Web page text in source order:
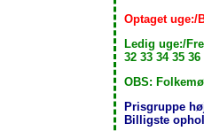
Optaget uge:/
Ledig uge:/
32 33 34 35
OBS:
Prisgruppe
Billigste